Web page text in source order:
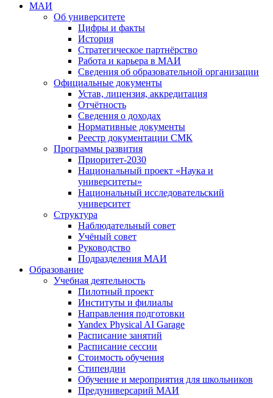
МАИ
Об университете
Цифры и факты
История
Стратегическое партнёрство
Работа и карьера в МАИ
Сведения об образовательной организации
Официальные документы
Устав, лицензия, аккредитация
Отчётность
Сведения о доходах
Нормативные документы
Реестр документации СМК
Программы развития
Приоритет-2030
Национальный проект «Наука и
университеты»
Национальный исследовательский
университет
Структура
Наблюдательный совет
Учёный совет
Руководство
Подразделения МАИ
Образование
Учебная деятельность
Пилотный проект
Институты и филиалы
Направления подготовки
Yandex Physical AI Garage
Расписание занятий
Расписание сессии
Стоимость обучения
Стипендии
Обучение и мероприятия для школьников
Предуниверсарий МАИ